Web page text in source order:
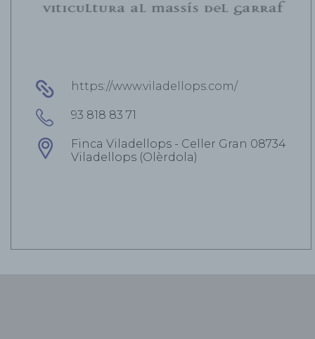
https://www.viladellops.com/
93 818 83 71
Finca Viladellops - Celler Gran 08734
Viladellops (Olèrdola)